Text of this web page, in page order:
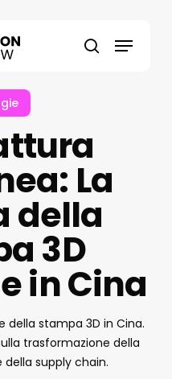
search
Menu
La
della
3D
in Cina
della stampa 3D in Cina.
trasformazione della
supply chain.